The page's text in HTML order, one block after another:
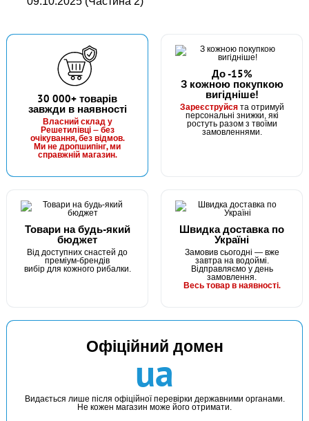
#FRC_10_238
В наявності
Маг: 0 шт Базар: 2 шт
52 грн 2 шт.
Флюорокарбон Fanatik 10 m (#2.0) 0,238 mm
Маг: 0 шт
КУПИТИ
Флюорокарбон Fanatik 10 m (#4.0) 0,338 mm
30 000+ товарів
завжди в наявності
Власний склад у
Решетилівці — без
очікування, без відмов.
Ми не дропшипінг, ми
справжній магазин.
До -15%
З кожною покупкою
вигідніше!
Зареєструйсята отримуй
персональні знижки, які
ростуть разом з твоїми
замовленнями.
Товари на будь-який
бюджет
Від доступних снастей до
преміум-брендів
вибір для кожного рибалки.
Швидка доставка по
Україні
Замовив сьогодні — вже
завтра на водоймі.
Відправляємо у день
замовлення.
Весь товар в наявності.
Офіційний домен
ua
Видається лише після офіційної перевірки державними органами.
Не кожен магазин може його отримати.